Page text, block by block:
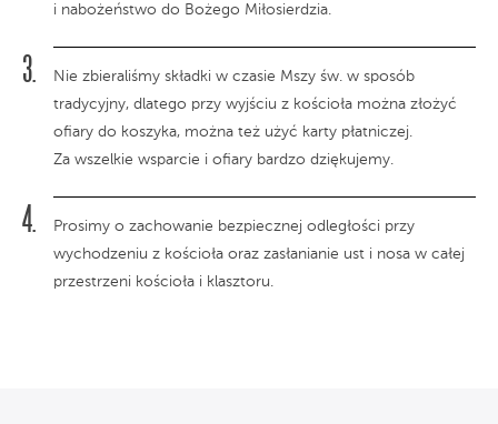
i nabożeństwo do Bożego Miłosierdzia.
Nie zbieraliśmy składki w czasie Mszy św. w sposób
tradycyjny, dlatego przy wyjściu z kościoła można złożyć
ofiary do koszyka, można też użyć karty płatniczej.
Za wszelkie wsparcie i ofiary bardzo dziękujemy.
Prosimy o zachowanie bezpiecznej odległości przy
wychodzeniu z kościoła oraz zasłanianie ust i nosa w całej
przestrzeni kościoła i klasztoru.